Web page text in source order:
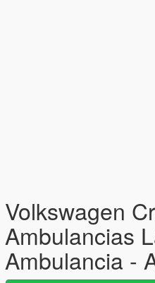
Volkswagen
Ambulancias
Ambulancia -